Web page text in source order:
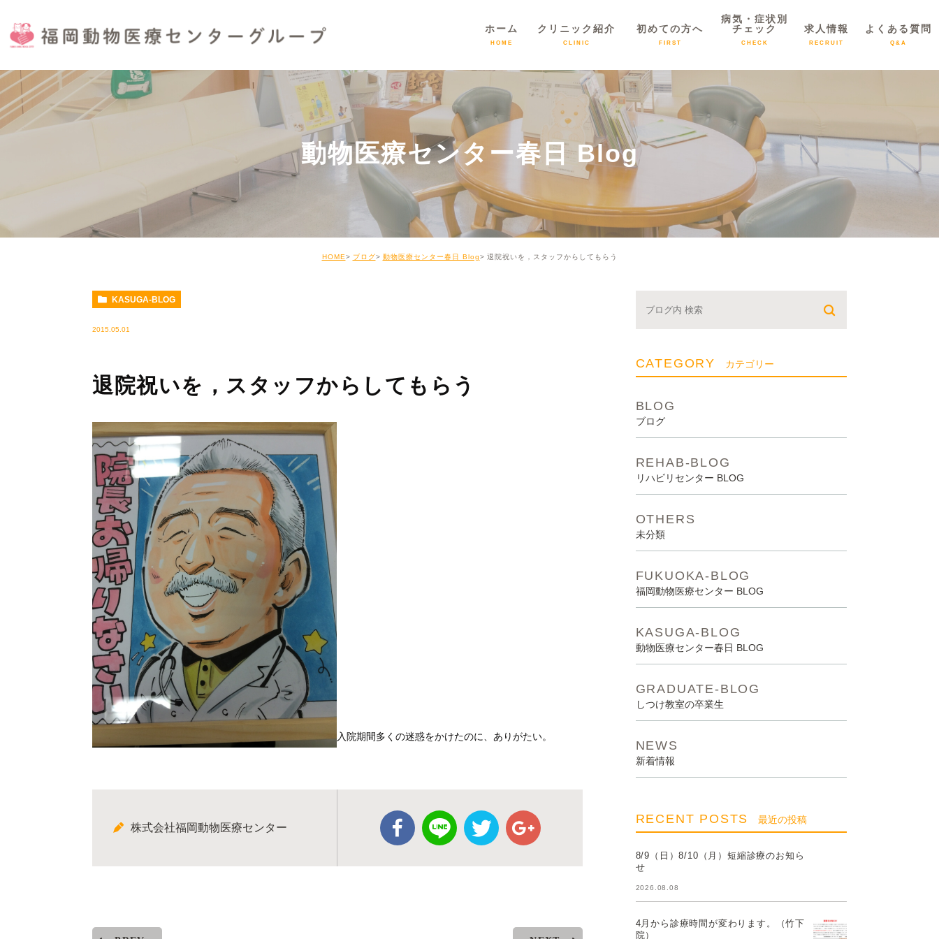
ホーム
HOME
クリニック紹介
CLINIC
初めての方へ
FIRST
病気・症状別
チェック
CHECK
求人情報
RECRUIT
よくある質問
Q&A
動物医療センター春日 Blog
HOME ブログ 動物医療センター春日 Blog 退院祝いを，スタッフからしてもらう
KASUGA-BLOG
2015.05.01
退院祝いを，スタッフからしてもらう
入院期間多くの迷惑をかけたのに、ありがたい。
株式会社福岡動物医療センター
CATEGORY カテゴリー
BLOG
ブログ
REHAB-BLOG
リハビリセンター BLOG
OTHERS
未分類
FUKUOKA-BLOG
福岡動物医療センター BLOG
KASUGA-BLOG
動物医療センター春日 BLOG
GRADUATE-BLOG
しつけ教室の卒業生
NEWS
新着情報
RECENT POSTS 最近の投稿
8/9（日）8/10（月）短縮診療のお知ら
せ
2026.08.08
4月から診療時間が変わります。（竹下
院）